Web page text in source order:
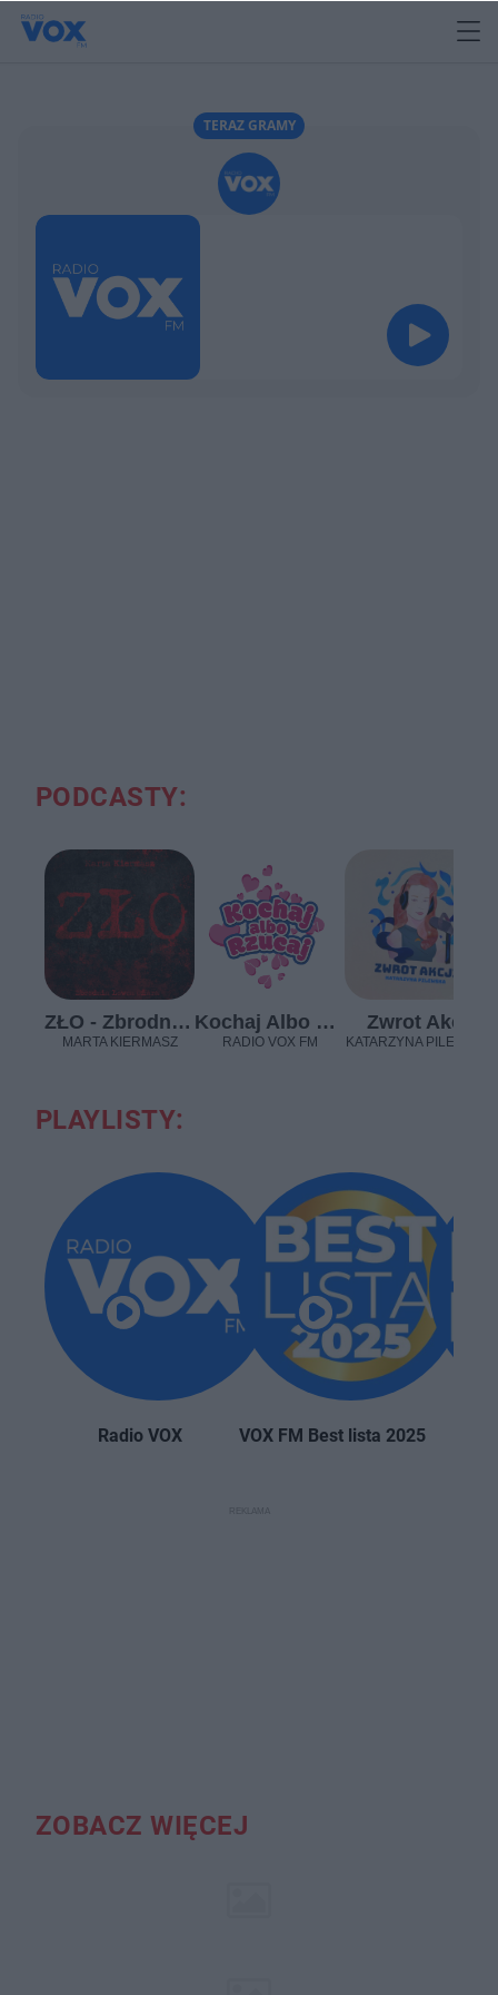
TERAZ GRAMY
PODCASTY:
ZŁO - Zbrodnia Łowca Ofiara
MARTA KIERMASZ
Kochaj Albo Rzucaj - Podcasty VOX FM
RADIO VOX FM
Zwrot Akcji
KATARZYNA PILEWSKA
PLAYLISTY:
Radio VOX VOX FM Best lista 2025
ZOBACZ WIĘCEJ